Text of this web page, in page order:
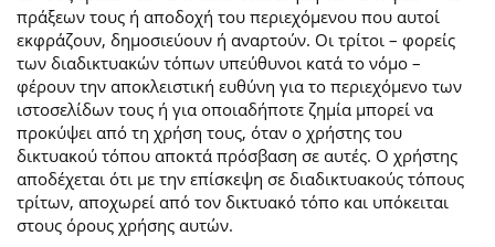
πράξεων τους ή αποδοχή του περιεχόμενου που αυτοί
εκφράζουν, δημοσιεύουν ή αναρτούν. Οι τρίτοι – φορείς
των διαδικτυακών τόπων υπεύθυνοι κατά το νόμο –
φέρουν την αποκλειστική ευθύνη για το περιεχόμενο των
ιστοσελίδων τους ή για οποιαδήποτε ζημία μπορεί να
προκύψει από τη χρήση τους, όταν ο χρήστης του
δικτυακού τόπου αποκτά πρόσβαση σε αυτές. Ο χρήστης
αποδέχεται ότι με την επίσκεψη σε διαδικτυακούς τόπους
τρίτων, αποχωρεί από τον δικτυακό τόπο και υπόκειται
στους όρους χρήσης αυτών.